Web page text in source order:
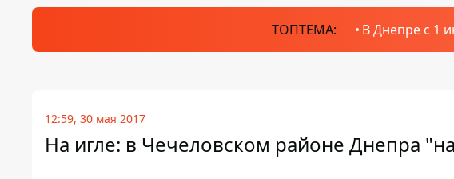
ТОПТЕМА: В Днепре с 1
12:59, 30 мая 2017
На игле: в Чечеловском районе Днепра